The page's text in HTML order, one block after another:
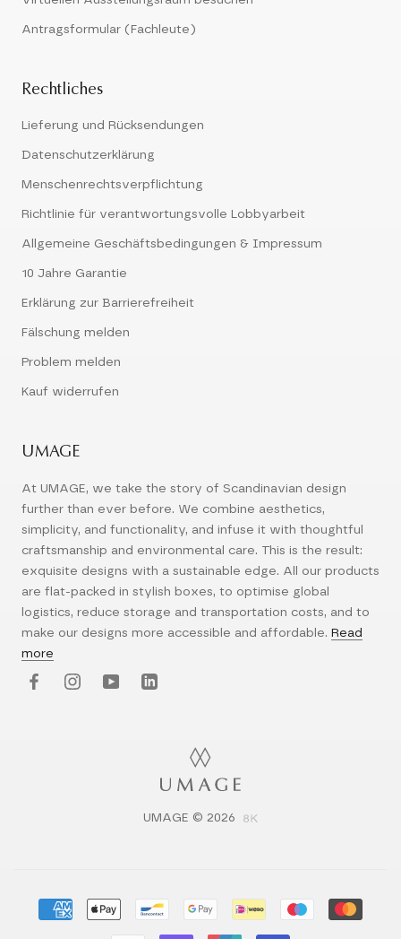
Antragsformular (Fachleute)
Rechtliches
Lieferung und Rücksendungen
Datenschutzerklärung
Menschenrechtsverpflichtung
Richtlinie für verantwortungsvolle Lobbyarbeit
Allgemeine Geschäftsbedingungen & Impressum
10 Jahre Garantie
Erklärung zur Barrierefreiheit
Fälschung melden
Problem melden
Kauf widerrufen
UMAGE
At UMAGE, we take the story of Scandinavian design
further than ever before. We combine aesthetics,
simplicity, and functionality, and infuse it with thoughtful
craftsmanship and environmental care. This is the result:
exquisite designs with a sustainable edge. All our products
are flat-packed in stylish boxes, to optimise global
logistics, reduce storage and transportation costs, and to
make our designs more accessible and affordable. Read
more
UMAGE © 2026